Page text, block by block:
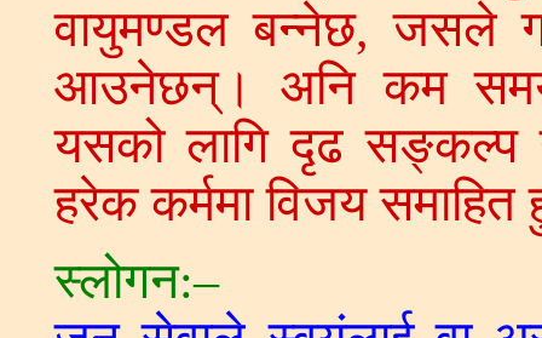
वायुमण्डल बन्नेछ, जसले
आउनेछन्। अनि कम
यसको लागि दृढ सङ्कल्प
हरेक कर्ममा विजय समाहित
स्लोगन:–